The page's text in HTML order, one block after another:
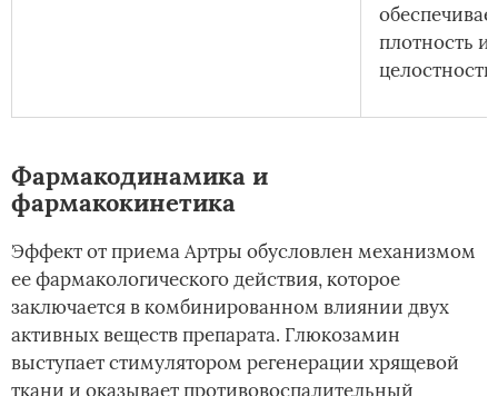
плотность и
целостность
Фармакодинамика и
фармакокинетика
Эффект от приема Артры обусловлен механизмом
ее фармакологического действия, которое
заключается в комбинированном влиянии двух
активных веществ препарата. Глюкозамин
выступает стимулятором регенерации хрящевой
ткани и оказывает противовоспалительный